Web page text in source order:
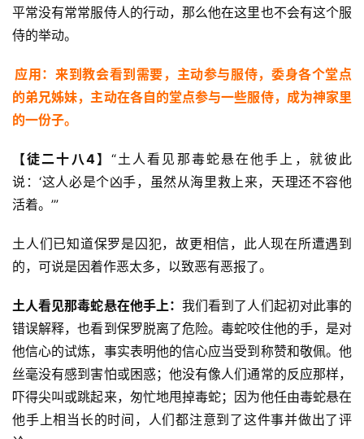
平常没有常常服侍人的行动，那么他在这里也不会有这个服
侍的举动。
应用：来到教会看到需要，主动参与服侍，委身各个堂点
的弟兄姊妹，主动在各自的堂点参与一些服侍，成为神家里
的一份子。
【徒二十八4】 “土人看见那毒蛇悬在他手上，就彼此
说：‘这人必是个凶手，虽然从海里救上来，天理还不容他
活着。’”
土人们已知道保罗是囚犯，故更相信，此人现在所遭遇到
的，可说是因着作恶太多，以致恶有恶报了。
土人看见那毒蛇悬在他手上：我们看到了人们起初对此事的
错误解释，也看到保罗脱离了危险。毒蛇咬住他的手，是对
他信心的试炼，事实表明他的信心应当受到称赞和敬佩。他
丝毫没有感到害怕或困惑；他没有像人们通常的反应那样，
吓得尖叫或跳起来，匆忙地甩掉毒蛇；因为他任由毒蛇悬在
他手上相当长的时间，人们都注意到了这件事并做出了评